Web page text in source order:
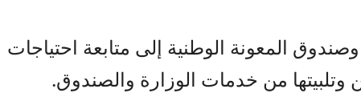
المعونة الوطنية إلى متابعة احتياجات
من خدمات الوزارة والصندوق.